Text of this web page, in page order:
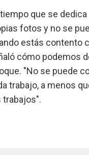
tiempo que se
fotos y no se
estás contento
cómo podemos
"No se puede
trabajo, a menos
trabajos".